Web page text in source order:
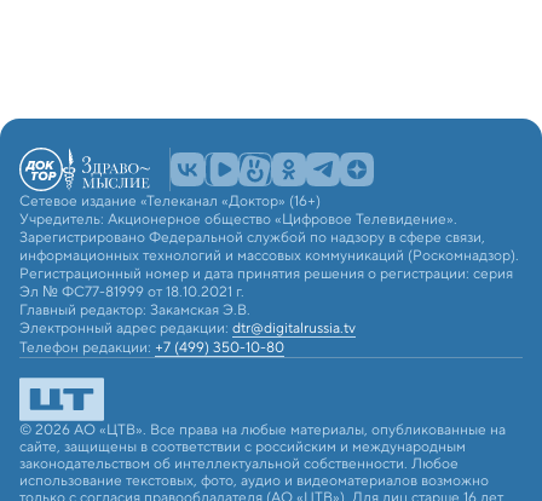
Сетевое издание «Телеканал «Доктор» (16+)
Учредитель: Акционерное общество «Цифровое Телевидение».
Зарегистрировано Федеральной службой по надзору в сфере связи,
информационных технологий и массовых коммуникаций (Роскомнадзор).
Регистрационный номер и дата принятия решения о регистрации: серия
Эл № ФС77-81999 от 18.10.2021 г.
Главный редактор: Закамская Э.В.
Электронный адрес редакции: dtr@digitalrussia.tv
Телефон редакции: +7 (499) 350-10-80
© 2026 АО «ЦТВ». Все права на любые материалы, опубликованные на
сайте, защищены в соответствии с российским и международным
законодательством об интеллектуальной собственности. Любое
использование текстовых, фото, аудио и видеоматериалов возможно
только с согласия правообладателя (АО «ЦТВ»). Для лиц старше 16 лет.